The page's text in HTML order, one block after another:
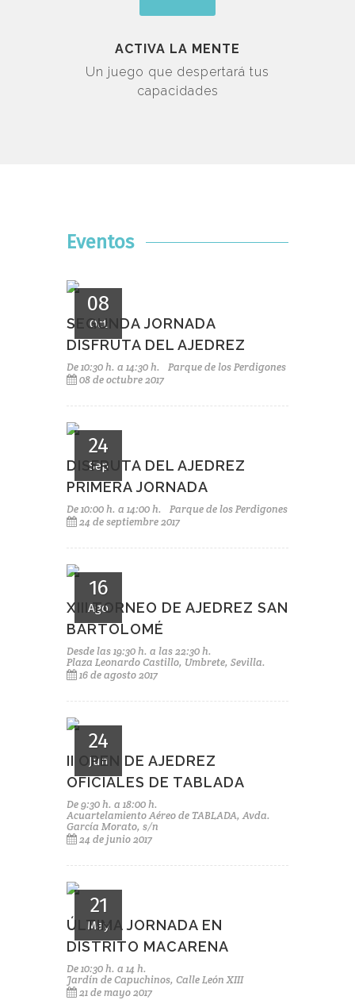
ACTIVA LA MENTE
Un juego que despertará tus
capacidades
Eventos
08
Oct
SEGUNDA JORNADA
DISFRUTA DEL AJEDREZ
De 10:30 h. a 14:30 h.
Parque de los Perdigones
08 de octubre 2017
24
Sep
DISFRUTA DEL AJEDREZ
PRIMERA JORNADA
De 10:00 h. a 14:00 h.
Parque de los Perdigones
24 de septiembre 2017
16
Ago
XIII TORNEO DE AJEDREZ SAN
BARTOLOMÉ
Desde las 19:30 h. a las 22:30 h.
Plaza Leonardo Castillo, Umbrete, Sevilla.
16 de agosto 2017
24
Jun
II OPEN DE AJEDREZ
OFICIALES DE TABLADA
De 9:30 h. a 18:00 h.
Acuartelamiento Aéreo de TABLADA, Avda.
García Morato, s/n
24 de junio 2017
21
May
ÚLTIMA JORNADA EN
DISTRITO MACARENA
De 10:30 h. a 14 h.
Jardín de Capuchinos, Calle León XIII
21 de mayo 2017